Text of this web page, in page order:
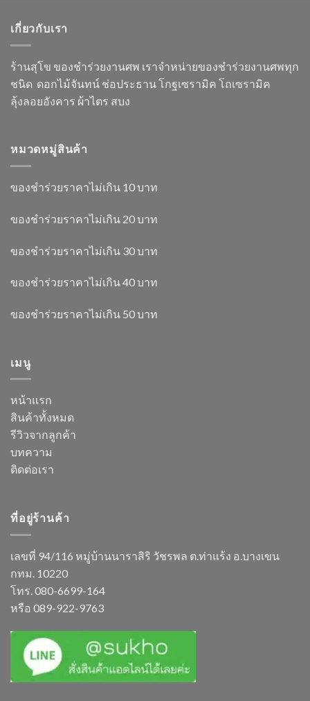
เกี่ยวกับเรา
ร้านสุโข ของชำร่วยงานศพ เราจำหน่ายของชำร่วยงานศพทุก
ชนิด ดอกไม้จันทน์ ช่อประธาน โกฐเซรามิค โถเซรามิค
ลุ้งลอยอังคาร ผ้าไตร สบง
หมวดหมู่สินค้า
ของชำร่วยราคาไม่เกิน 10 บาท
ของชำร่วยราคาไม่เกิน 20 บาท
ของชำร่วยราคาไม่เกิน 30 บาท
ของชำร่วยราคาไม่เกิน 40 บาท
ของชำร่วยราคาไม่เกิน 50 บาท
เมนู
หน้าแรก
สินค้าทั้งหมด
รีวิวจากลูกค้า
บทความ
ติดต่อเรา
ที่อยู่ร้านค้า
เลขที่ 94/116 หมู่บ้านนาราสิริ วัชรพล ต.ท่าแร้ง อ.บางเขน
กทม. 10220
โทร.080-6699-164
หรือ 089-922-9763